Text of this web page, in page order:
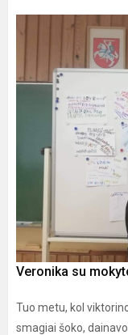
Veronika su
Tuo metu, kol
smagiai šoko,